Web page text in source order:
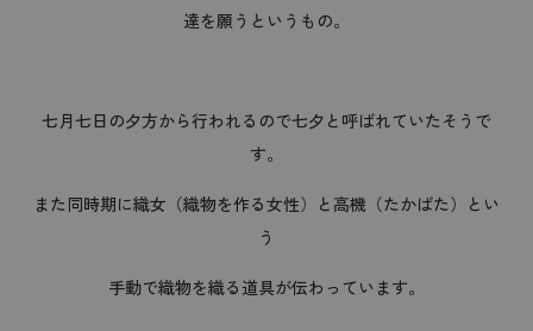
達を願うというもの。
七月七日の夕方から行われるので七夕と呼ばれていたそうで
す。
また同時期に織女（織物を作る女性）と高機（たかばた）とい
う
手動で織物を織る道具が伝わっています。